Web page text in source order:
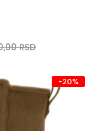
RSD
-20%